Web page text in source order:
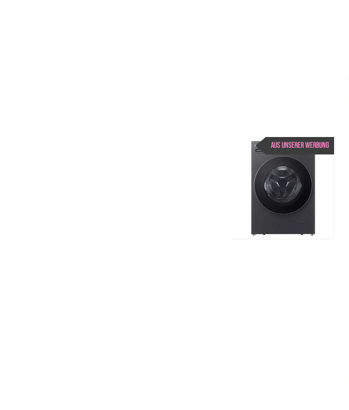
AUS UNSERER WERBUNG